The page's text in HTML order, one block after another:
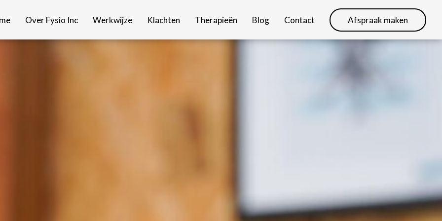
Over Fysio Inc Werkwijze Klachten Therapieën Blog Contact Afspraak maken